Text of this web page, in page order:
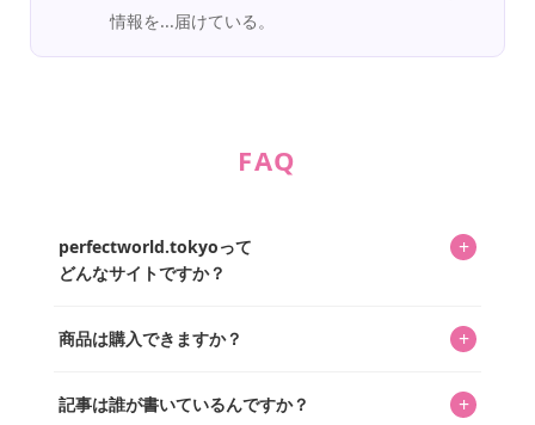
情報を...届けている。
FAQ
perfectworld.tokyoって
どんなサイトですか？
+
ってもらうニュースサイトです。運営はキャラグッズコレ
を中心に行われており、私たちは実際に40,000種のキャラグ
商品は購入できますか？ +
「perfectworld.shop」で、ほとんど全てのアイテムを購
記事は誰が書いているんですか？ +